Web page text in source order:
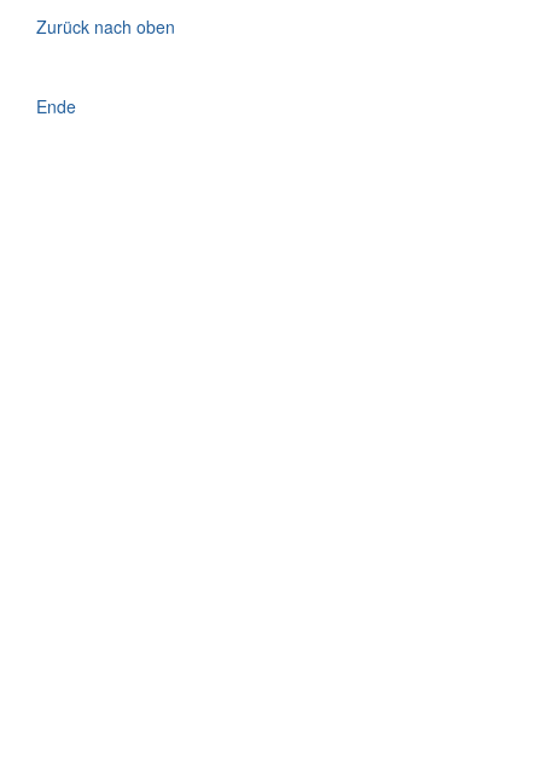
Zurück nach oben
Ende